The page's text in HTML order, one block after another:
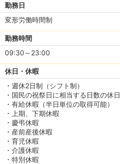
勤務日
変形労働時間制
勤務時間
09:30～23:00
休日・休暇
・週休2日制（シフト制）
・国民の祝祭日に相当する日数の休日
・有給休暇（半日単位の取得可能）
・上期、下期休暇
・慶弔休暇
・産前産後休暇
・育児休暇
・介護休暇
・特別休暇